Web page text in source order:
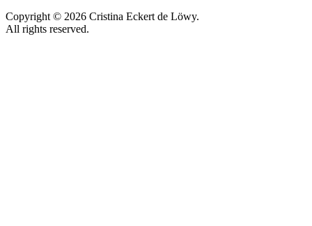
Copyright © 2026 Cristina Eckert de Löwy.
All rights reserved.